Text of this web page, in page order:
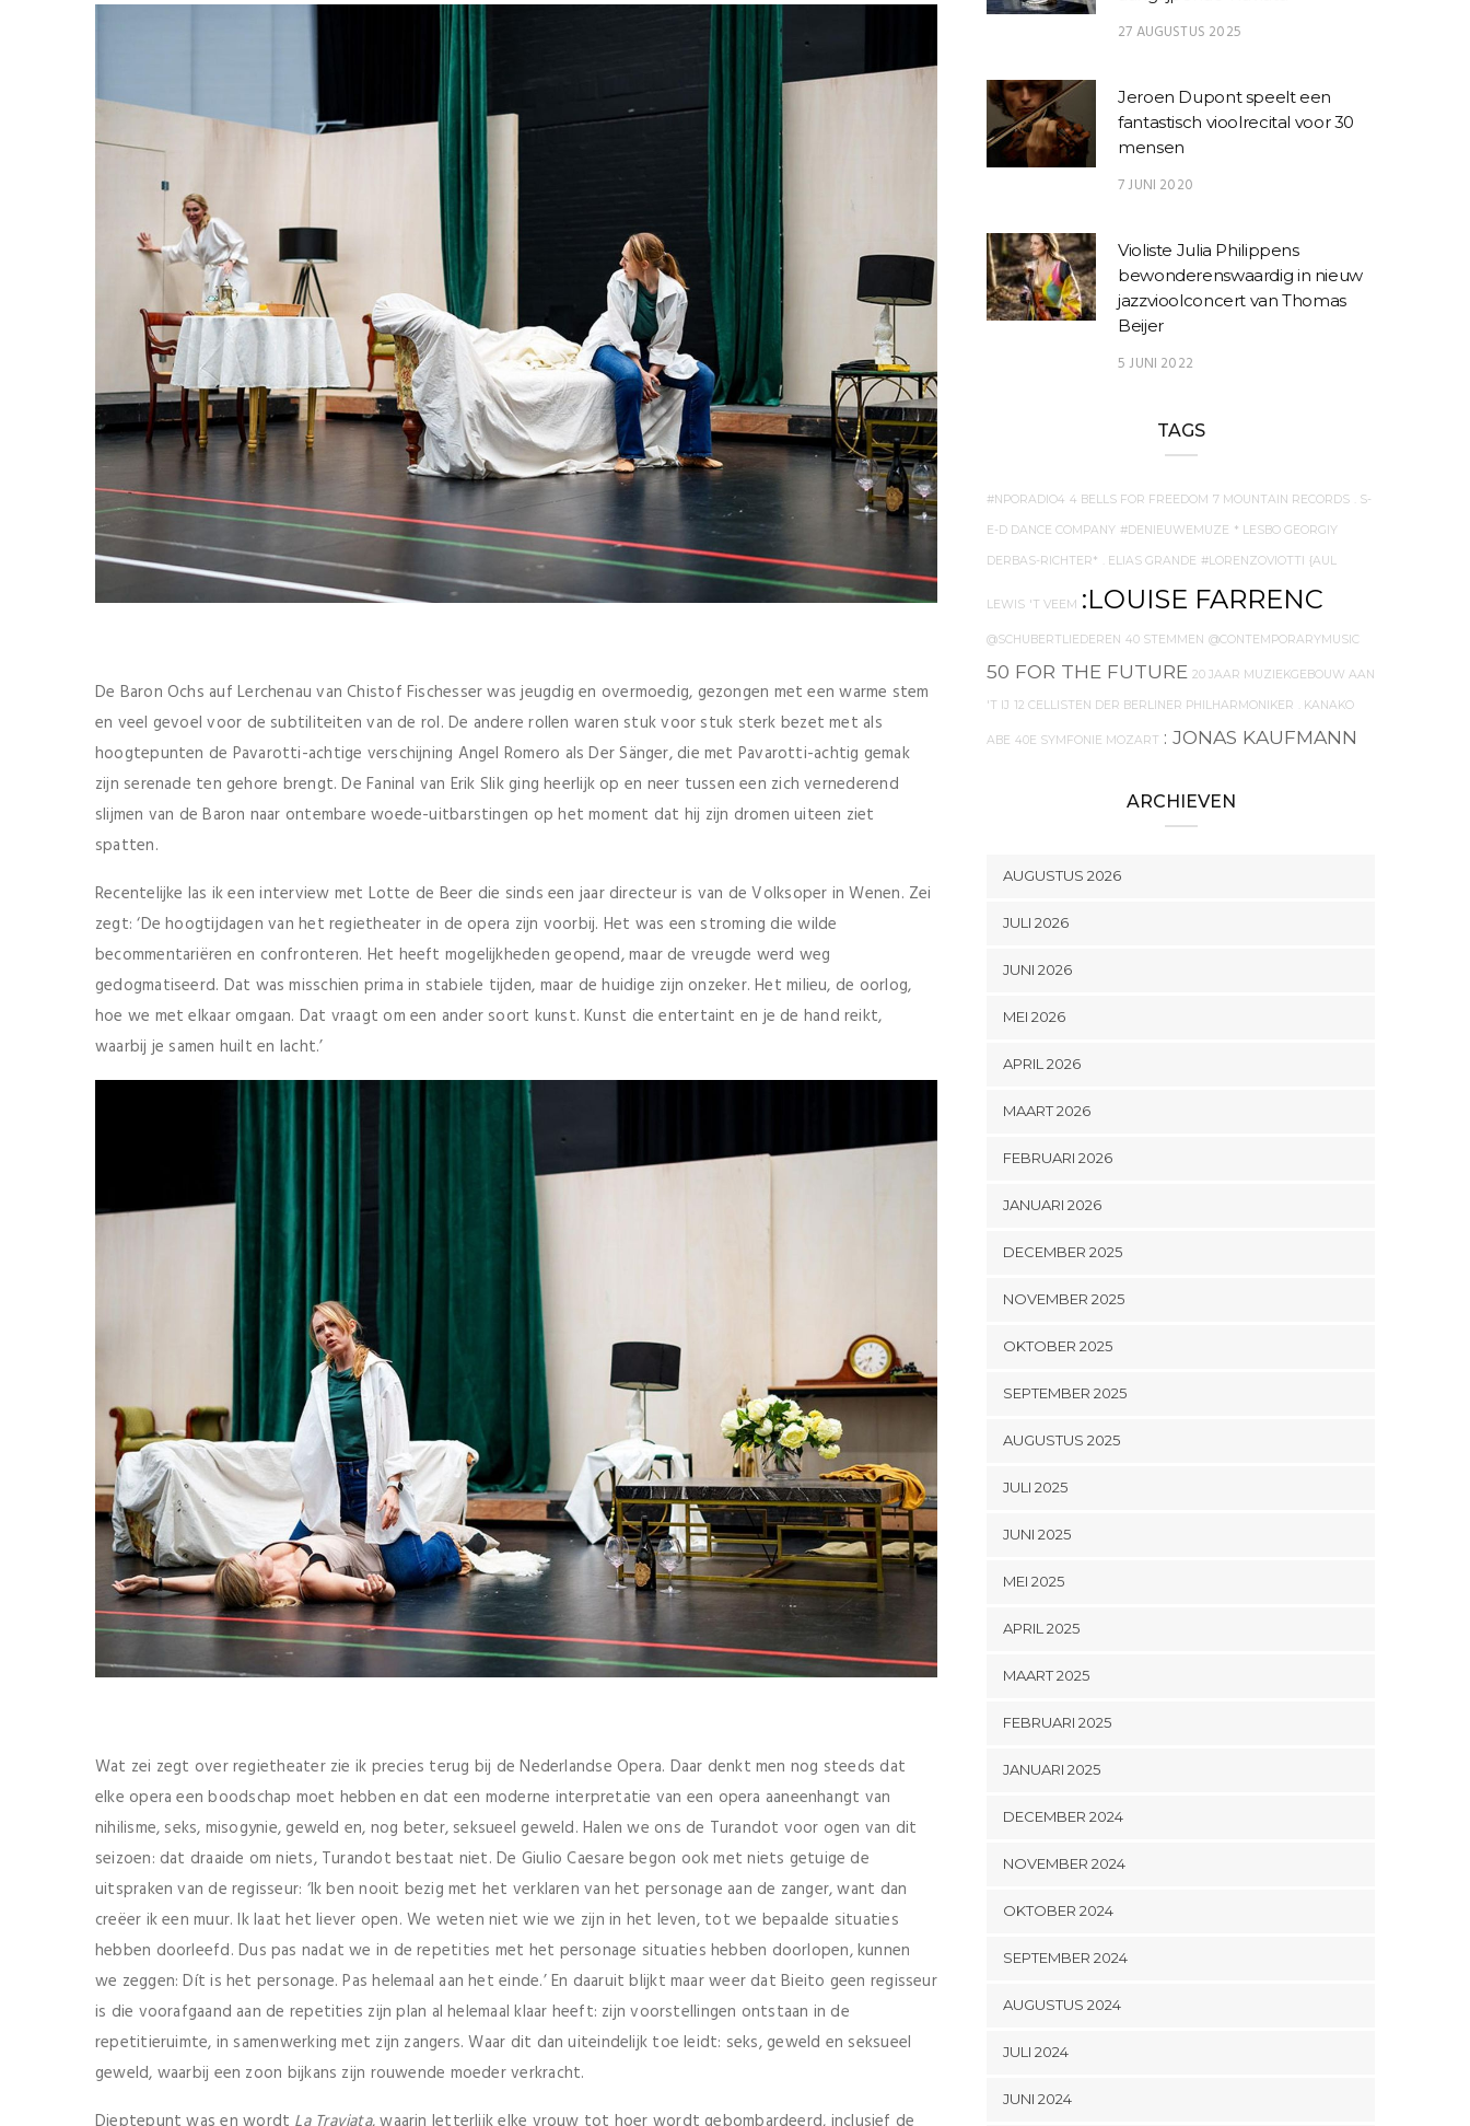
De Baron Ochs auf Lerchenau van Chistof Fischesser was jeugdig en overmoedig, gezongen met een warme stem
en veel gevoel voor de subtiliteiten van de rol. De andere rollen waren stuk voor stuk sterk bezet met als
hoogtepunten de Pavarotti-achtige verschijning Angel Romero als Der Sänger, die met Pavarotti-achtig gemak
zijn serenade ten gehore brengt. De Faninal van Erik Slik ging heerlijk op en neer tussen een zich vernederend
slijmen van de Baron naar ontembare woede-uitbarstingen op het moment dat hij zijn dromen uiteen ziet
spatten.
Recentelijke las ik een interview met Lotte de Beer die sinds een jaar directeur is van de Volksoper in Wenen. Zei
zegt: ‘De hoogtijdagen van het regietheater in de opera zijn voorbij. Het was een stroming die wilde
becommentariëren en confronteren. Het heeft mogelijkheden geopend, maar de vreugde werd weg
gedogmatiseerd. Dat was misschien prima in stabiele tijden, maar de huidige zijn onzeker. Het milieu, de oorlog,
hoe we met elkaar omgaan. Dat vraagt om een ander soort kunst. Kunst die entertaint en je de hand reikt,
waarbij je samen huilt en lacht.’
Wat zei zegt over regietheater zie ik precies terug bij de Nederlandse Opera. Daar denkt men nog steeds dat
elke opera een boodschap moet hebben en dat een moderne interpretatie van een opera aaneenhangt van
nihilisme, seks, misogynie, geweld en, nog beter, seksueel geweld. Halen we ons de Turandot voor ogen van dit
seizoen: dat draaide om niets, Turandot bestaat niet. De Giulio Caesare begon ook met niets getuige de
uitspraken van de regisseur: ‘Ik ben nooit bezig met het verklaren van het personage aan de zanger, want dan
creëer ik een muur. Ik laat het liever open. We weten niet wie we zijn in het leven, tot we bepaalde situaties
hebben doorleefd. Dus pas nadat we in de repetities met het personage situaties hebben doorlopen, kunnen
we zeggen: Dít is het personage. Pas helemaal aan het einde.’ En daaruit blijkt maar weer dat Bieito geen regisseur
is die voorafgaand aan de repetities zijn plan al helemaal klaar heeft: zijn voorstellingen ontstaan in de
repetitieruimte, in samenwerking met zijn zangers. Waar dit dan uiteindelijk toe leidt: seks, geweld en seksueel
geweld, waarbij een zoon bijkans zijn rouwende moeder verkracht.
27 AUGUSTUS 2025
Jeroen Dupont speelt een
fantastisch vioolrecital voor 30
mensen
7 JUNI 2020
Violiste Julia Philippens
bewonderenswaardig in nieuw
jazzvioolconcert van Thomas
Beijer
5 JUNI 2022
TAGS
#NPORADIO4 4 BELLS FOR FREEDOM 7 MOUNTAIN RECORDS . S-
E-D DANCE COMPANY #DENIEUWEMUZE * LESBO GEORGIY
DERBAS-RICHTER* . ELIAS GRANDE #LORENZOVIOTTI {AUL
LEWIS 'T VEEM :LOUISE FARRENC
@SCHUBERTLIEDEREN 40 STEMMEN @CONTEMPORARYMUSIC
50 FOR THE FUTURE 20 JAAR MUZIEKGEBOUW AAN
'T IJ 12 CELLISTEN DER BERLINER PHILHARMONIKER . KANAKO
ABE 40E SYMFONIE MOZART : JONAS KAUFMANN
ARCHIEVEN
AUGUSTUS 2026
JULI 2026
JUNI 2026
MEI 2026
APRIL 2026
MAART 2026
FEBRUARI 2026
JANUARI 2026
DECEMBER 2025
NOVEMBER 2025
OKTOBER 2025
SEPTEMBER 2025
AUGUSTUS 2025
JULI 2025
JUNI 2025
MEI 2025
APRIL 2025
MAART 2025
FEBRUARI 2025
JANUARI 2025
DECEMBER 2024
NOVEMBER 2024
OKTOBER 2024
SEPTEMBER 2024
AUGUSTUS 2024
JULI 2024
JUNI 2024